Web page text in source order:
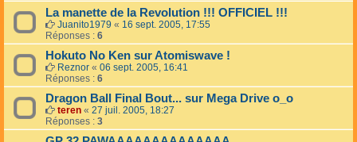
La manette de la Revolution !!! OFFICIEL !!!
Juanito1979 « 16 sept. 2005, 17:55
Réponses : 6
Hokuto No Ken sur Atomiswave !
Reznor « 06 sept. 2005, 16:41
Réponses : 6
Dragon Ball Final Bout... sur Mega Drive o_o
teren « 27 juil. 2005, 18:27
Réponses : 3